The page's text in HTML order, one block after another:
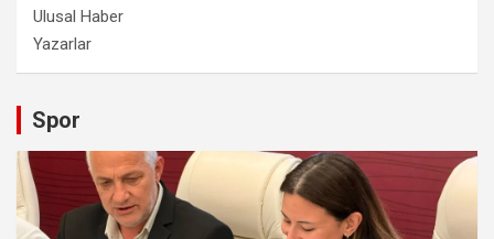
Ulusal Haber
Yazarlar
Spor